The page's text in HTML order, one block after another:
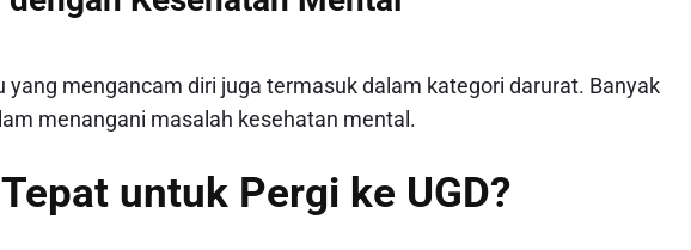
yang mengancam diri juga termasuk dalam kategori darurat. Banyak
menangani masalah kesehatan mental.
untuk Pergi ke UGD?